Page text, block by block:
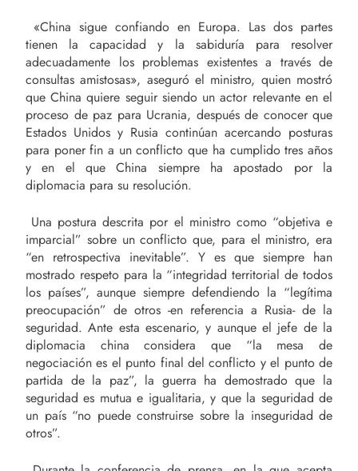
«China sigue confiando en Europa. Las dos partes
tienen la capacidad y la sabiduría para resolver
adecuadamente los problemas existentes a través de
consultas amistosas», aseguró el ministro, quien mostró
que China quiere seguir siendo un actor relevante en el
proceso de paz para Ucrania, después de conocer que
Estados Unidos y Rusia continúan acercando posturas
para poner fin a un conflicto que ha cumplido tres años
y en el que China siempre ha apostado por la
diplomacia para su resolución.
Una postura descrita por el ministro como “objetiva e
imparcial” sobre un conflicto que, para el ministro, era
“en retrospectiva inevitable”. Y es que siempre han
mostrado respeto para la “integridad territorial de todos
los países”, aunque siempre defendiendo la “legítima
preocupación” de otros -en referencia a Rusia- de la
seguridad. Ante esta escenario, y aunque el jefe de la
diplomacia china considera que “la mesa de
negociación es el punto final del conflicto y el punto de
partida de la paz”, la guerra ha demostrado que la
seguridad es mutua e igualitaria, y que la seguridad de
un país “no puede construirse sobre la inseguridad de
otros”.